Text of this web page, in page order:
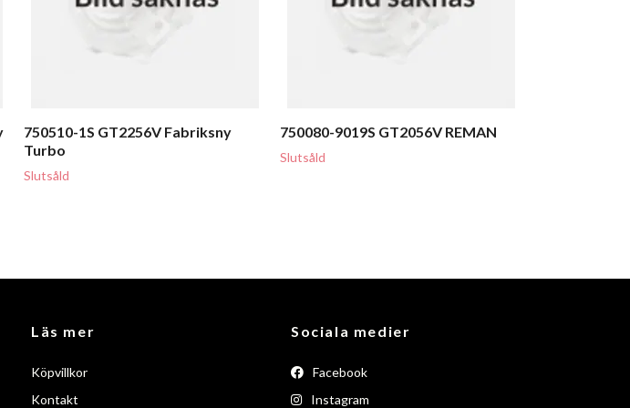
750510-1S GT2256V Fabriksny
Turbo
Slutsåld
750080-9019S GT2056V REMAN
Slutsåld
Läs mer
Köpvillkor
Kontakt
Sociala medier
Facebook
Instagram